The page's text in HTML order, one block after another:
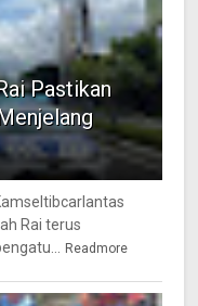
Pastikan
Rai terus
Readmore